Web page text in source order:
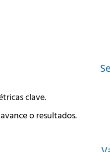
clave.
o resultados.